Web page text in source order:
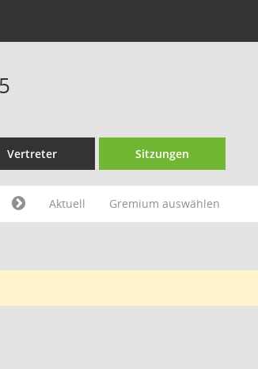
Vertreter Sitzungen
Aktuell Gremium auswählen